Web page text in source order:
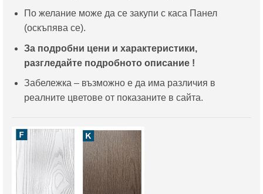
По желание може да се закупи с каса Панел
(оскъпява се).
За подробни цени и характеристики,
разгледайте подробното описание !
Забележка – възможно е да има различия в
реалните цветове от показаните в сайта.